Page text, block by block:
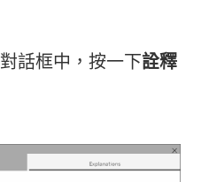
對話框中，按一下詮釋